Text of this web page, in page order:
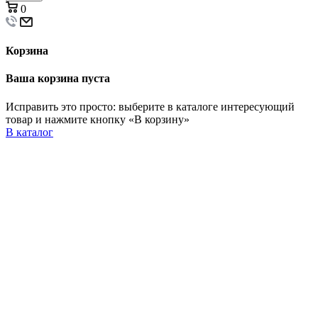
0
Корзина
Ваша корзина пуста
Исправить это просто: выберите в каталоге интересующий
товар и нажмите кнопку «В корзину»
В каталог